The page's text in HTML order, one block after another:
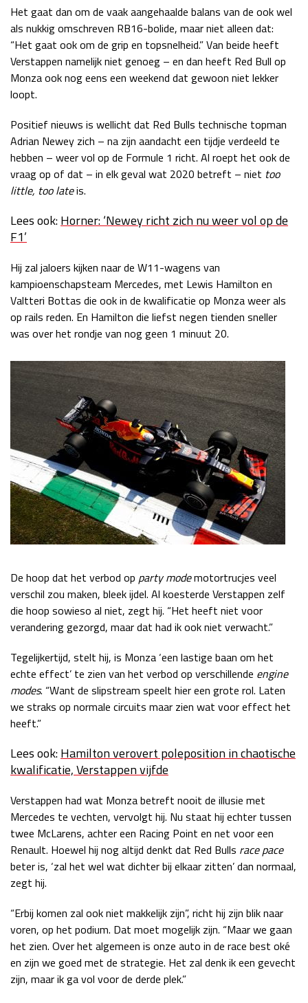
Race
zo 17:00 - 19:00
Het gaat dan om de vaak aangehaalde balans van de ook wel
als nukkig omschreven RB16-bolide, maar niet alleen dat:
“Het gaat ook om de grip en topsnelheid.” Van beide heeft
Verstappen namelijk niet genoeg – en dan heeft Red Bull op
Monza ook nog eens een weekend dat gewoon niet lekker
loopt.
Positief nieuws is wellicht dat Red Bulls technische topman
Adrian Newey zich – na zijn aandacht een tijdje verdeeld te
hebben – weer vol op de Formule 1 richt. Al roept het ook de
vraag op of dat – in elk geval wat 2020 betreft – niet too
little, too lateis.
Lees ook:Horner: ‘Newey richt zich nu weer vol op de
F1’
Hij zal jaloers kijken naar de W11-wagens van
kampioenschapsteam Mercedes, met Lewis Hamilton en
Valtteri Bottas die ook in de kwalificatie op Monza weer als
op rails reden. En Hamilton die liefst negen tienden sneller
was over het rondje van nog geen 1 minuut 20.
De hoop dat het verbod op party modemotortrucjes veel
verschil zou maken, bleek ijdel. Al koesterde Verstappen zelf
die hoop sowieso al niet, zegt hij. “Het heeft niet voor
verandering gezorgd, maar dat had ik ook niet verwacht.”
Tegelijkertijd, stelt hij, is Monza ‘een lastige baan om het
echte effect’ te zien van het verbod op verschillende engine
modes. “Want de slipstream speelt hier een grote rol. Laten
we straks op normale circuits maar zien wat voor effect het
heeft.”
Lees ook:Hamilton verovert poleposition in chaotische
kwalificatie, Verstappen vijfde
Verstappen had wat Monza betreft nooit de illusie met
Mercedes te vechten, vervolgt hij. Nu staat hij echter tussen
twee McLarens, achter een Racing Point en net voor een
Renault. Hoewel hij nog altijd denkt dat Red Bulls race pace
beter is, ‘zal het wel wat dichter bij elkaar zitten’ dan normaal,
zegt hij.
“Erbij komen zal ook niet makkelijk zijn”, richt hij zijn blik naar
voren, op het podium. Dat moet mogelijk zijn. “Maar we gaan
het zien. Over het algemeen is onze auto in de race best oké
en zijn we goed met de strategie. Het zal denk ik een gevecht
zijn, maar ik ga vol voor de derde plek.”